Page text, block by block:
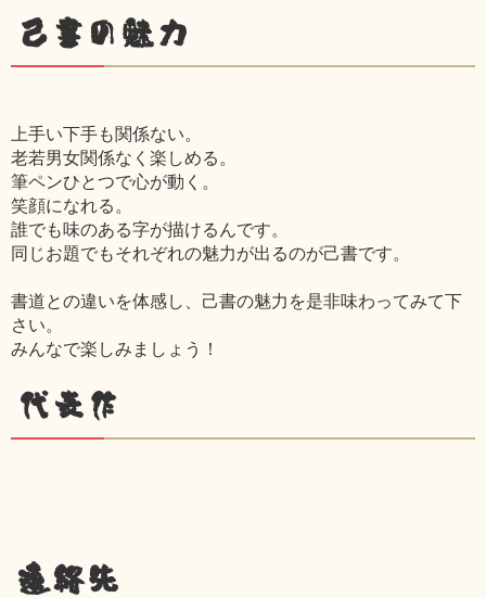
己書の魅力
上手い下手も関係ない。
老若男女関係なく楽しめる。
筆ペンひとつで心が動く。
笑顔になれる。
誰でも味のある字が描けるんです。
同じお題でもそれぞれの魅力が出るのが己書です。
書道との違いを体感し、己書の魅力を是非味わってみて下
さい。
みんなで楽しみましょう！
代表作
連絡先